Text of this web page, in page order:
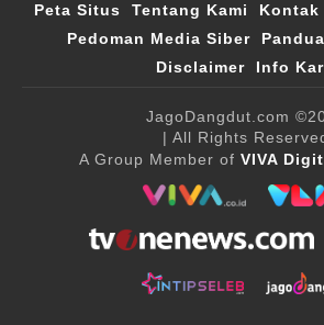
Peta Situs Tentang Kami Kontak
Pedoman Media Siber
Disclaimer
Info
JagoDangdut.com
| All Rights
A Group Member of VIVA